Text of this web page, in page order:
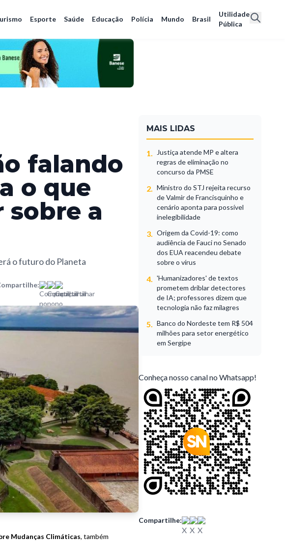
Esporte Saúde Educação Polícia Mundo Brasil
Utilidade
Pública
falando
o que
sobre a
o futuro do Planeta
Mudanças Climáticas, também
MAIS LIDAS
1.
Justiça atende MP e altera
regras de eliminação no
concurso da PMSE
2. Ministro do STJ rejeita recurso
de Valmir de Francisquinho e
cenário aponta para possível
inelegibilidade
3. Origem da Covid-19: como
audiência de Fauci no Senado
dos EUA reacendeu debate
sobre o vírus
4. 'Humanizadores' de textos
prometem driblar detectores
de IA; professores dizem que
tecnologia não faz milagres
5. Banco do Nordeste tem R$ 504
milhões para setor energético
em Sergipe
Conheça nosso canal no Whatsapp!
Compartilhe: